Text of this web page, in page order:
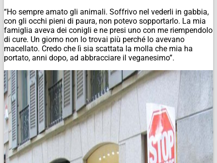
“Ho sempre amato gli animali. Soffrivo nel vederli in gabbia,
con gli occhi pieni di paura, non potevo sopportarlo. La mia
famiglia aveva dei conigli e ne presi uno con me riempendolo
di cure. Un giorno non lo trovai più perché lo avevano
macellato. Credo che lì sia scattata la molla che mia ha
portato, anni dopo, ad abbracciare il veganesimo”.